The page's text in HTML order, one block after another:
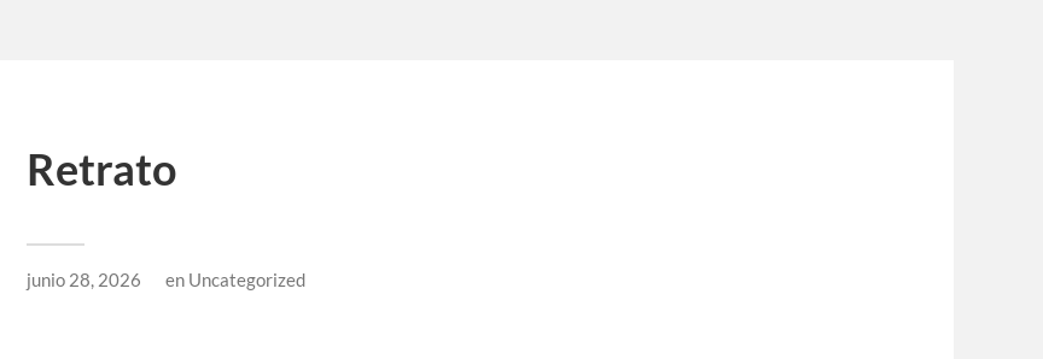
Retrato
junio 28, 2026 en Uncategorized